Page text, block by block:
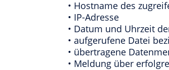
• Hostname des
• IP-Adresse
• Datum und Uhrzeit
• aufgerufene Datei
• übertragene
• Meldung über